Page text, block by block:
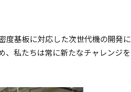
度基板に対応した次世代機の開発に
、私たちは常に新たなチャレンジを